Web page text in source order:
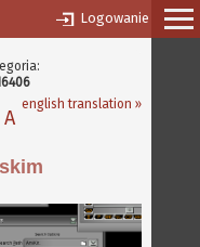
Logowanie
english translation »
A